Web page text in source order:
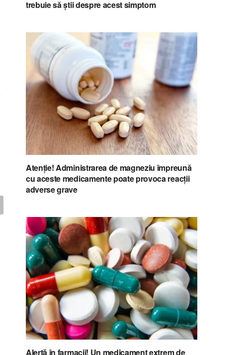
trebuie să știi despre acest simptom
Atenție! Administrarea de magneziu împreună
cu aceste medicamente poate provoca reacții
adverse grave
Alertă în farmacii! Un medicament extrem de